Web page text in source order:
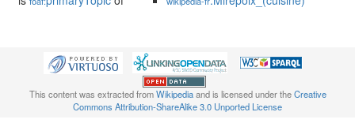
This content was extracted fromWikipediaand is licensed under theCreative
Commons Attribution-ShareAlike 3.0 Unported License